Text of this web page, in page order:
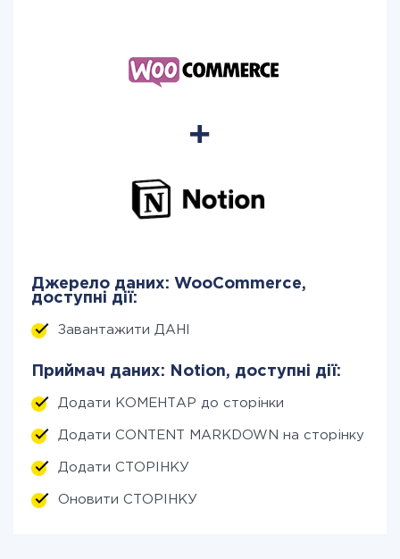
Джерело даних: WooCommerce,
доступні дії:
Завантажити ДАНІ
Приймач даних: Notion, доступні дії:
Додати КОМЕНТАР до сторінки
Додати CONTENT MARKDOWN на сторінку
Додати СТОРІНКУ
Оновити СТОРІНКУ